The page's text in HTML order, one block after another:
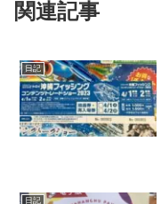
関連記事
日記
日記